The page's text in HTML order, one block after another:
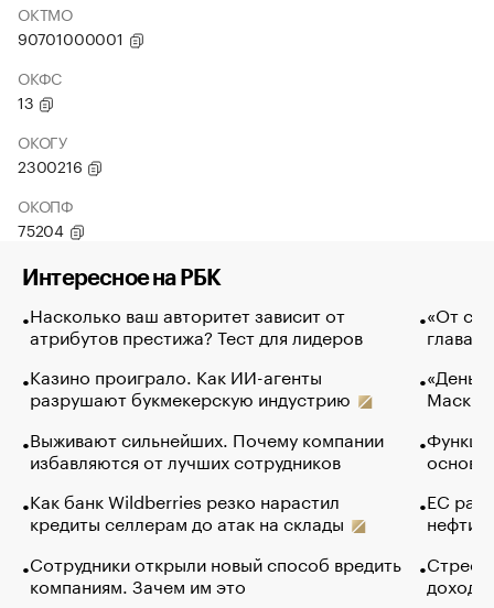
ОКТМО
90701000001
ОКФС
13
ОКОГУ
2300216
ОКОПФ
75204
Интересное на РБК
Насколько ваш авторитет зависит от
атрибутов престижа? Тест для лидеров
Казино проиграло. Как ИИ-агенты
разрушают букмекерскую индустрию
Выживают сильнейших. Почему компании
избавляются от лучших сотрудников
Как банк Wildberries резко нарастил
кредиты селлерам до атак на склады
Сотрудники открыли новый способ вредить
компаниям. Зачем им это
«От
глава
Маск в
основ
ЕС
нефти